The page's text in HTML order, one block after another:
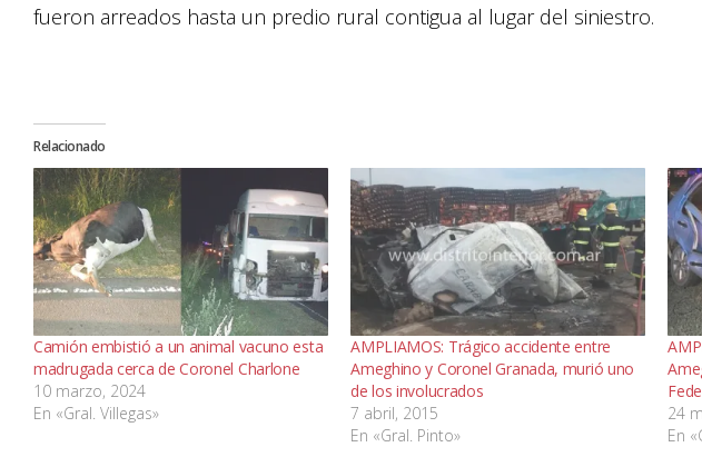
fueron arreados hasta un predio rural contigua al lugar del siniestro.
Relacionado
Camión embistió a un animal vacuno esta
madrugada cerca de Coronel Charlone
10 marzo, 2024
En «Gral. Villegas»
AMPLIAMOS: Trágico accidente entre
Ameghino y Coronel Granada, murió uno
de los involucrados
7 abril, 2015
En «Gral. Pinto»
24
En